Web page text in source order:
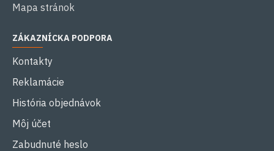
Mapa stránok
ZÁKAZNÍCKA PODPORA
Kontakty
Reklamácie
História objednávok
Môj účet
Zabudnuté heslo